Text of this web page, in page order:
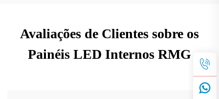
Avaliações de Clientes sobre os
Painéis LED Internos RMG